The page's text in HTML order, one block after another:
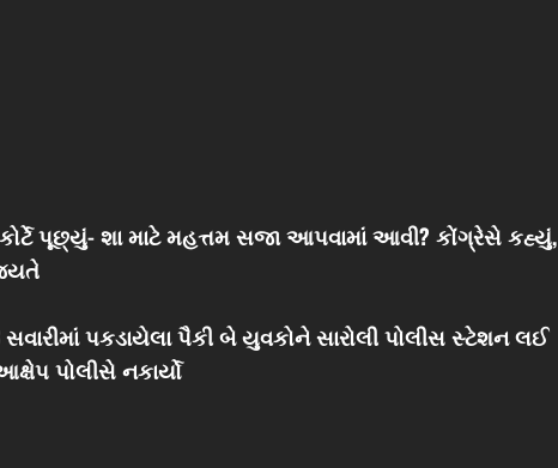
પૂછ્યું- શા માટે મહત્તમ સજા આપવામાં આવી? કોંગ્રેસે કહ્યું,
પકડાયેલા પૈકી બે યુવકોને સારોલી પોલીસ સ્ટેશન લઈ
પોલીસે નકાર્યો